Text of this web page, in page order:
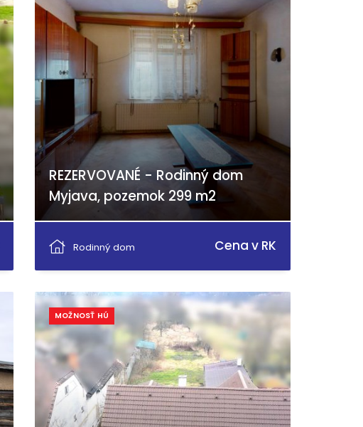
REZERVOVANÉ - Rodinný dom
Myjava, pozemok 299 m2
Rodinný dom
Cena v RK
MOŽNOSŤ HÚ